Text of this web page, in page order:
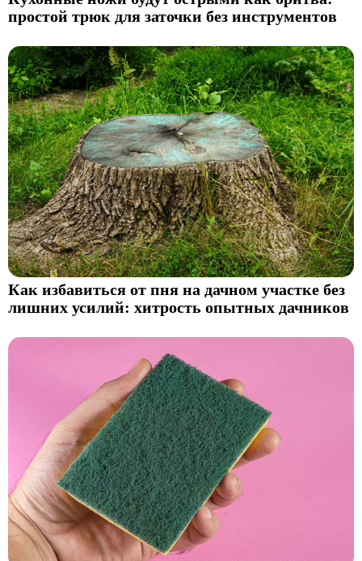
простой трюк для заточки без инструментов
Как избавиться от пня на дачном участке без
лишних усилий: хитрость опытных дачников